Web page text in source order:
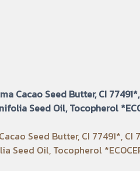
Seed Butter, CI
Seed Oil, Tocopherol
Seed Butter, CI 77491*, CI
Seed Oil, Tocopherol